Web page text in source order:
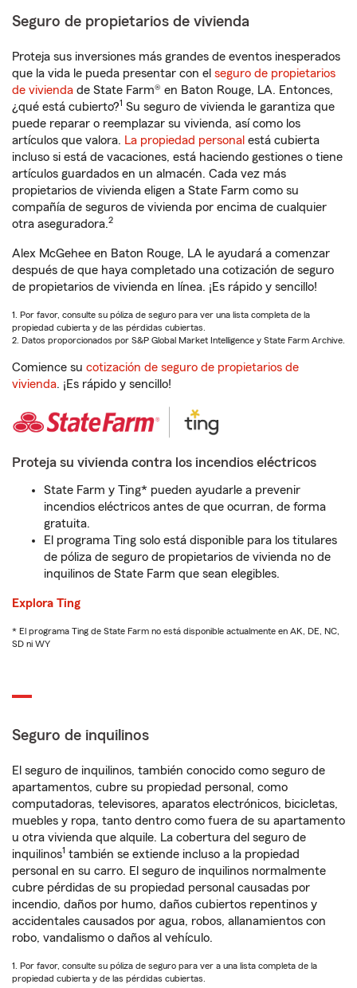
Seguro de propietarios de vivienda
Proteja sus inversiones más grandes de eventos inesperados
que la vida le pueda presentar con el seguro de propietarios
de vivienda de State Farm® en Baton Rouge, LA. Entonces,
¿qué está cubierto?1 Su seguro de vivienda le garantiza que
puede reparar o reemplazar su vivienda, así como los
artículos que valora. La propiedad personal está cubierta
incluso si está de vacaciones, está haciendo gestiones o tiene
artículos guardados en un almacén. Cada vez más
propietarios de vivienda eligen a State Farm como su
compañía de seguros de vivienda por encima de cualquier
otra aseguradora.2
Alex McGehee en Baton Rouge, LA le ayudará a comenzar
después de que haya completado una cotización de seguro
de propietarios de vivienda en línea. ¡Es rápido y sencillo!
1. Por favor, consulte su póliza de seguro para ver una lista completa de la
propiedad cubierta y de las pérdidas cubiertas.
2. Datos proporcionados por S&P Global Market Intelligence y State Farm Archive.
Comience su cotización de seguro de propietarios de
vivienda. ¡Es rápido y sencillo!
Proteja su vivienda contra los incendios eléctricos
State Farm y Ting* pueden ayudarle a prevenir
incendios eléctricos antes de que ocurran, de forma
gratuita.
El programa Ting solo está disponible para los titulares
de póliza de seguro de propietarios de vivienda no de
inquilinos de State Farm que sean elegibles.
Explora Ting
* El programa Ting de State Farm no está disponible actualmente en AK, DE, NC,
SD ni WY
Seguro de inquilinos
El seguro de inquilinos, también conocido como seguro de
apartamentos, cubre su propiedad personal, como
computadoras, televisores, aparatos electrónicos, bicicletas,
muebles y ropa, tanto dentro como fuera de su apartamento
u otra vivienda que alquile. La cobertura del seguro de
inquilinos1 también se extiende incluso a la propiedad
personal en su carro. El seguro de inquilinos normalmente
cubre pérdidas de su propiedad personal causadas por
incendio, daños por humo, daños cubiertos repentinos y
accidentales causados por agua, robos, allanamientos con
robo, vandalismo o daños al vehículo.
1. Por favor, consulte su póliza de seguro para ver a una lista completa de la
propiedad cubierta y de las pérdidas cubiertas.